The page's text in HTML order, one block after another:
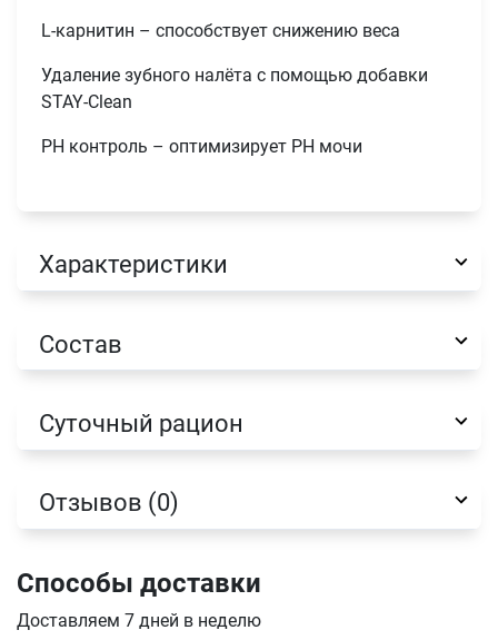
L-карнитин – способствует снижению веса
Удаление зубного налёта с помощью добавки
STAY-Clean
PH контроль – оптимизирует PH мочи
Характеристики
Состав
Суточный рацион
Отзывов (0)
Способы доставки
Доставляем 7 дней в неделю
отправить